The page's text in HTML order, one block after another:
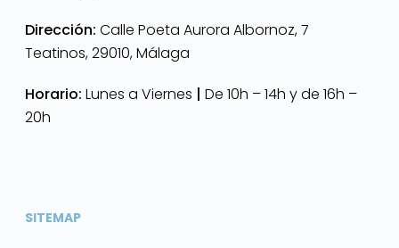
Dirección: Calle Poeta Aurora Albornoz, 7
Teatinos, 29010, Málaga
Horario: Lunes a Viernes | De 10h – 14h y de 16h –
20h
SITEMAP